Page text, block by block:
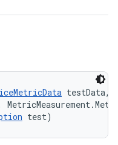
testData,
test)